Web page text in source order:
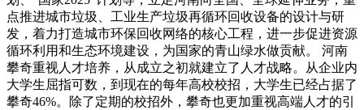
点推进城市垃圾、工业生产垃圾再循环回收设备的设计与研
发，着力打造城市环保回收网络的核心工程，进一步促进资源
循环利用和生态环境建设，为国家的青山绿水做贡献。 河南
攀奇重视人才培养，从成立之初就建立了人才战略。从企业内
大学生屈指可数，到现在的每年高校校招，大学生已经占据了
攀奇46%。除了定期的校招外，攀奇也更加重视高端人才的引